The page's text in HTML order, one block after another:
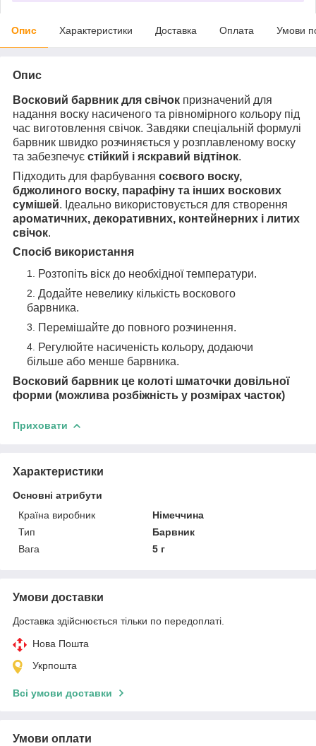
Опис Характеристики Доставка Оплата Умови
Опис
Восковий барвник для свічок призначений для
надання воску насиченого та рівномірного кольору під
час виготовлення свічок. Завдяки спеціальній формулі
барвник швидко розчиняється у розплавленому воску
та забезпечує стійкий і яскравий відтінок.
Підходить для фарбування соєвого воску,
бджолиного воску, парафіну та інших воскових
сумішей. Ідеально використовується для створення
ароматичних, декоративних, контейнерних і литих
свічок.
Спосіб використання
Розтопіть віск до необхідної температури.
Додайте невелику кількість воскового
барвника.
Перемішайте до повного розчинення.
Регулюйте насиченість кольору, додаючи
більше або менше барвника.
Восковий барвник це колоті шматочки довільної
форми (можлива розбіжність у розмірах часток)
Приховати
Характеристики
Основні атрибути
Країна виробник
Німеччина
Тип
Барвник
Вага
5 г
Умови доставки
Доставка здійснюється тільки по передоплаті.
Нова Пошта
Укрпошта
Всі умови доставки
Умови оплати